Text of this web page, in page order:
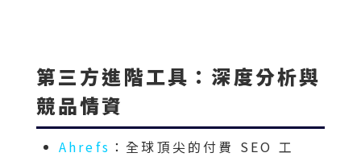
第三方進階工具：深度分析與
競品情資
Ahrefs ：全球頂尖的付費 SEO 工